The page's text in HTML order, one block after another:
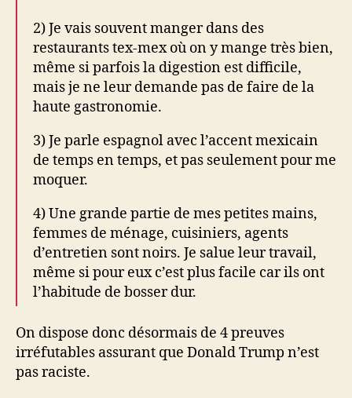
2) Je vais souvent manger dans des
restaurants tex-mex où on y mange très bien,
même si parfois la digestion est difficile,
mais je ne leur demande pas de faire de la
haute gastronomie.
3) Je parle espagnol avec l’accent mexicain
de temps en temps, et pas seulement pour me
moquer.
4) Une grande partie de mes petites mains,
femmes de ménage, cuisiniers, agents
d’entretien sont noirs. Je salue leur travail,
même si pour eux c’est plus facile car ils ont
l’habitude de bosser dur.
On dispose donc désormais de 4 preuves
irréfutables assurant que Donald Trump n’est
pas raciste.